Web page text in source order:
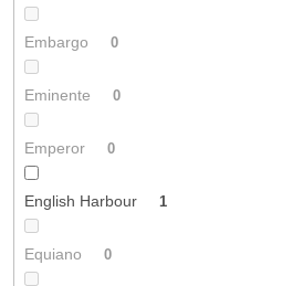
Embargo 0
Eminente 0
Emperor 0
English Harbour 1
Equiano 0